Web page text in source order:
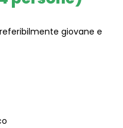
giovane e